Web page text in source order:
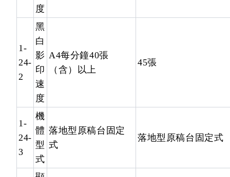
度
1-
24-
2
黑
白
影
印
速
度
A4每分鐘40張
（含）以上
45張
1-
24-
3
機
體
型
式
落地型原稿台固定
式
落地型原稿台固定式